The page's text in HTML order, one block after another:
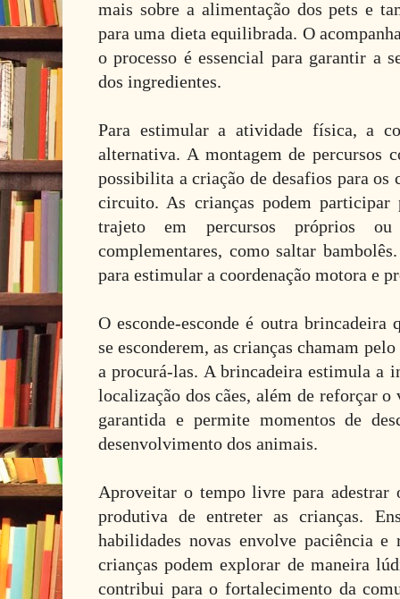
mais sobre a alimentação dos pets e
para uma dieta equilibrada. O
o processo é essencial para garantir a
dos ingredientes.
Para estimular a atividade física, a
alternativa. A montagem de percursos
possibilita a criação de desafios para os
circuito. As crianças podem participar
trajeto em percursos próprios ou
complementares, como saltar
para estimular a coordenação motora e
O esconde-esconde é outra brincadeira
se esconderem, as crianças chamam
a procurá-las. A brincadeira estimula a
localização dos cães, além de reforçar
garantida e permite momentos de
desenvolvimento dos animais.
Aproveitar o tempo livre para adestrar
produtiva de entreter as crianças.
habilidades novas envolve paciência e
crianças podem explorar de maneira
contribui para o fortalecimento da